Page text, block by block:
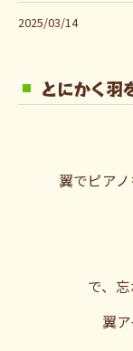
2025/03/14
とにかく羽
翼でピア
で、
翼